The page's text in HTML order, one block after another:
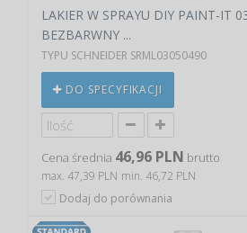
LAKIER W SPRAYU DIY PAINT-IT
BEZBARWNY ...
TYPU SCHNEIDER SRML03050490
DO SPECYFIKACJI
Cena średnia 46,96 PLN brutto
max. 47,39 PLN min. 46,72 PLN
Dodaj do porównania